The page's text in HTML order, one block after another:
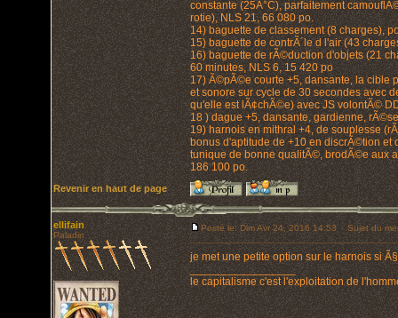
constante (25Â°C), parfaitement
rotie), NLS 21, 66 080 po.
14) baguette de classement (8 charges),
15) baguette de contrÃ´le d l'air (43
16) baguette de rÃ©duction d'objets (21
60 minutes, NLS 6, 15 420 po
17) Ã©pÃ©e courte +5, dansante, la cible
et sonore sur cycle de 30 secondes avec
qu'elle est lÃ¢chÃ©e) avec JS volontÃ©
18 ) dague +5, dansante, gardienne,
19) harnois en mithral +4, de souplesse
bonus d'aptitude de +10 en discrÃ©tion
tunique de bonne qualitÃ©, brodÃ©e aux
186 100 po.
Revenir en haut de page
ellifain
Paladin
Posté le: Dim Avr 24, 2016 14:53 Sujet du
je met une petite option sur le harnois si
_________________
le capitalisme c'est l'exploitation de